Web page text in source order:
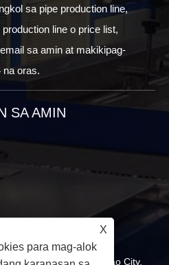
sa pipe production line,
line o price list,
sa amin at makikipag-
na oras.
SA AMIN
Jiaozhou City, Qingdao City,
X
para mag-alok